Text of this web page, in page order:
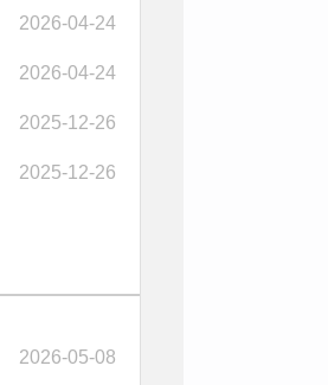
2026-04-24
2026-04-24
2025-12-26
2025-12-26
2026-05-08